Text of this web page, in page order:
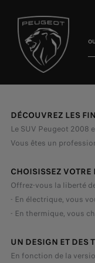
DÉCOUVREZ LES
Le SUV Peugeot
Vous êtes un
CHOISISSEZ
Offrez-vous la liberté
- En électrique, vous
- En thermique, vous
UN DESIGN ET DES
En fonction de la